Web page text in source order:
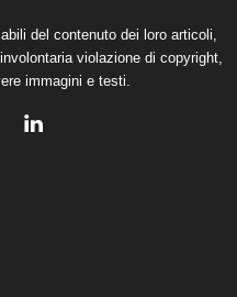
del contenuto dei loro articoli,
violazione di copyright,
immagini e testi.